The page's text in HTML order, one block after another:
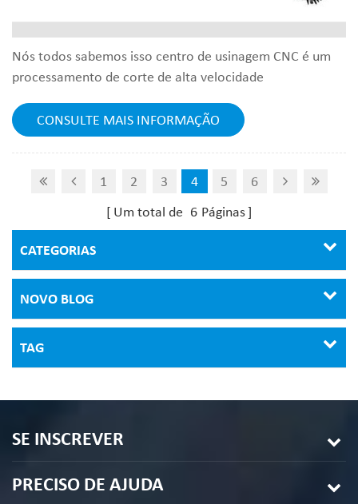
Nós todos sabemos isso centro de usinagem CNC é um
processamento de corte de alta velocidade
operação de alta velocidade, muitas vezes causará
consequências muito sérias. Portanto, a tampa protetora
do centro de usinagem é um equipamento de proteção
indispensável. A capa protetora do centro de usinagem
CONSULTE MAIS INFORMAÇÃO
1 2 3 4 5
6
Um total de 6 Páginas
CATEGORIAS
NOVO BLOG
TAG
SE INSCREVER
PRECISO DE AJUDA